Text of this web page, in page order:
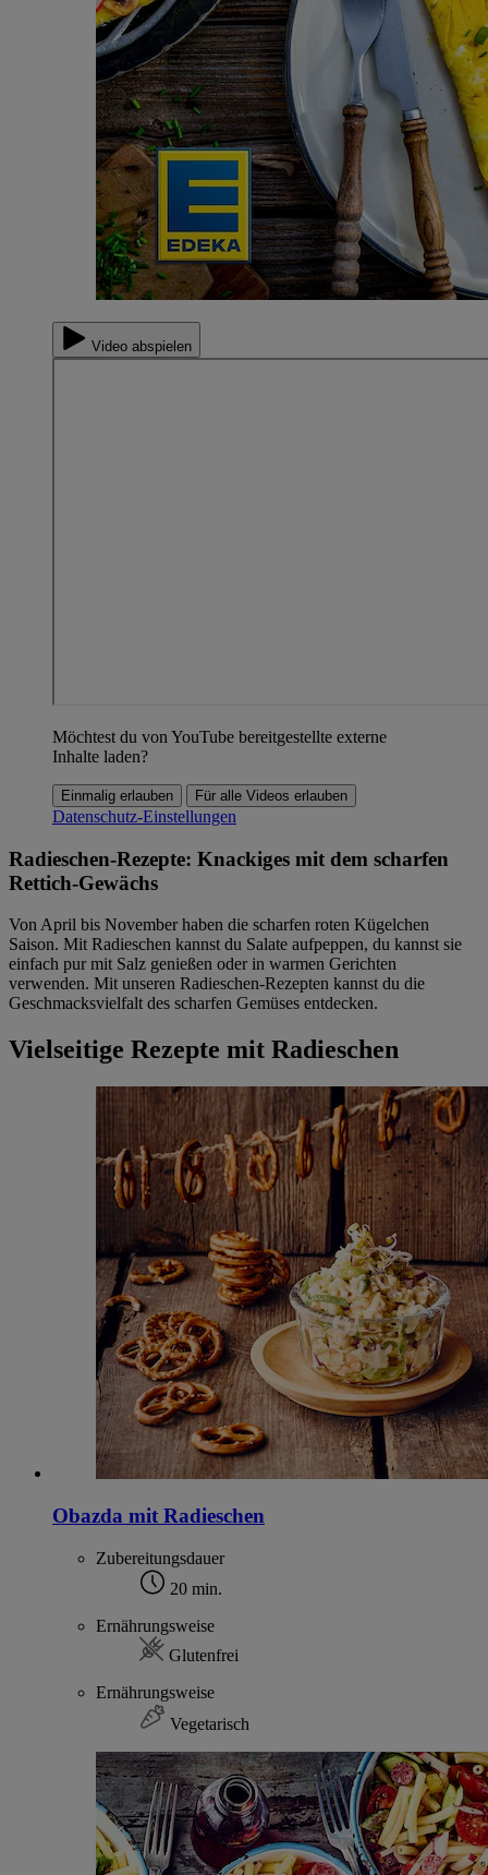
Video abspielen
Möchtest du von YouTube bereitgestellte externe
Inhalte laden?
Einmalig erlauben Für alle Videos erlauben
Datenschutz-Einstellungen
Radieschen-Rezepte: Knackiges mit dem scharfen
Rettich-Gewächs
Von April bis November haben die scharfen roten Kügelchen
Saison. Mit Radieschen kannst du Salate aufpeppen, du kannst sie
einfach pur mit Salz genießen oder in warmen Gerichten
verwenden. Mit unseren Radieschen-Rezepten kannst du die
Geschmacksvielfalt des scharfen Gemüses entdecken.
Vielseitige Rezepte mit Radieschen
Obazda mit Radieschen
Zubereitungsdauer
20 min.
Ernährungsweise
Glutenfrei
Ernährungsweise
Vegetarisch